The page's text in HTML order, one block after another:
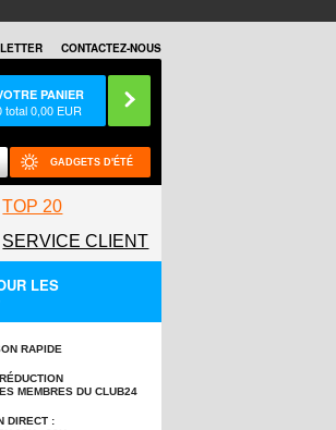
CONTACTEZ-NOUS
PANIER
total0,00 EUR
GADGETS D'ÉTÉ
TOP 20
SERVICE CLIENT
LES
RAPIDE
MEMBRES DU CLUB24
DIRECT :